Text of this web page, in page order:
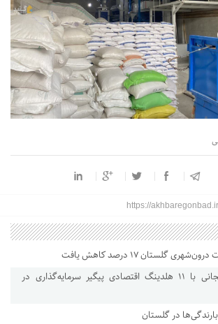
https://
گلستان ۱۷ درصد کاهش یافت
استاندار: بابک زنجانی با ۱۱ هلدینگ اقتصادی پیگیر سرمایه‌گذاری در